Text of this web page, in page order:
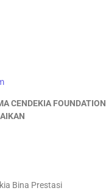
CENDEKIA FOUNDATION
Bina Prestasi